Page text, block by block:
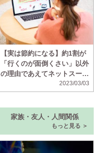
【実は節約になる】約1割が
「行くのが面倒くさい」以外
の理由であえてネットスーパ
2023/03/03
家族・友人・人間関係
もっと見る ＞